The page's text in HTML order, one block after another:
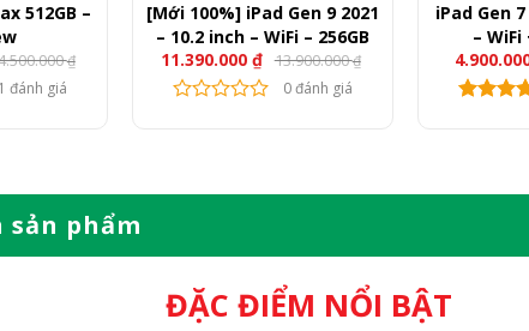
512GB –
₫
1 đánh giá
[Mới 100%] iPad Gen 9 2021
– 10.2 inch – WiFi – 256GB
11.390.000 ₫ 13.900.000₫
0 đánh giá
iPad Gen
– WiFi
phẩm
ĐẶC ĐIỂM NỔI BẬT